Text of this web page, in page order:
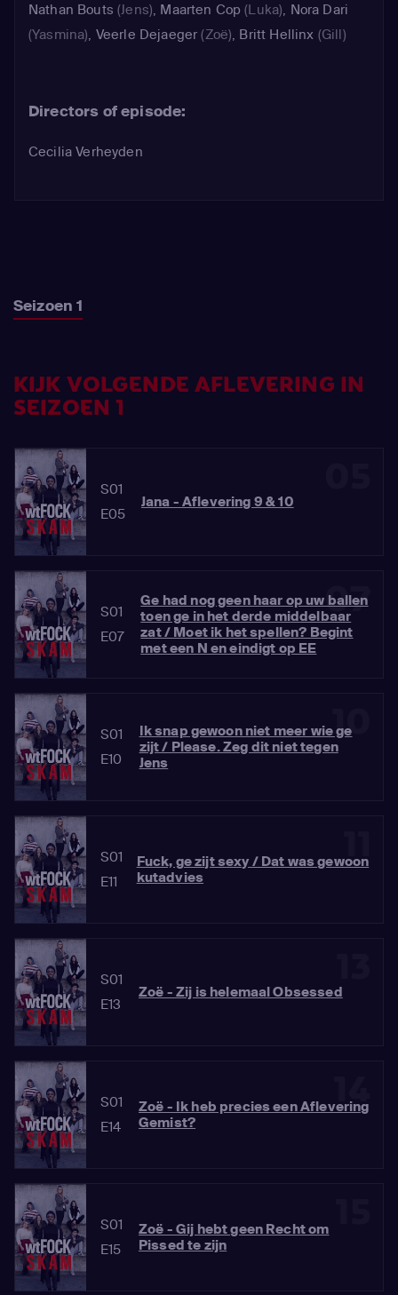
Nathan Bouts (Jens), Maarten Cop (Luka), Nora Dari
(Yasmina), Veerle Dejaeger (Zoë), Britt Hellinx (Gill)
Directors of episode:
Cecilia Verheyden
Seizoen 1
KIJK VOLGENDE AFLEVERING IN
SEIZOEN 1
S01
E05
Jana - Aflevering 9 & 10
07
S01
E07
Ge had nog geen haar op uw ballen
toen ge in het derde middelbaar
zat / Moet ik het spellen? Begint
met een N en eindigt op EE
10
S01
E10
Ik snap gewoon niet meer wie ge
zijt / Please. Zeg dit niet tegen
Jens
S01
E11
Fuck, ge zijt sexy / Dat was gewoon
kutadvies
S01
E13
Zoë - Zij is helemaal Obsessed
14
S01
E14
Zoë - Ik heb precies een Aflevering
Gemist?
S01
E15
Zoë - Gij hebt geen Recht om
Pissed te zijn